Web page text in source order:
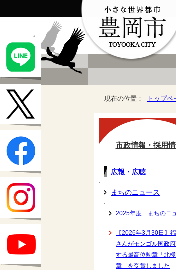
現在の位置： トップペ
市政情報・採用
広報・広聴
まちのニュース
2025年度 まちのニ
【2026年3月30日】
さんがモンゴル国政
する最高位勲章「北
章」を受賞しました